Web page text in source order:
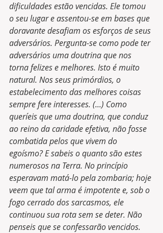
dificuldades estão vencidas. Ele tomou
o seu lugar e assentou-se em bases que
doravante desafiam os esforços de seus
adversários. Pergunta-se como pode ter
adversários uma doutrina que nos
torna felizes e melhores. Isto é muito
natural. Nos seus primórdios, o
estabelecimento das melhores coisas
sempre fere interesses. (...) Como
queríeis que uma doutrina, que conduz
ao reino da caridade efetiva, não fosse
combatida pelos que vivem do
egoísmo? E sabeis o quanto são estes
numerosos na Terra. No princípio
esperavam matá-lo pela zombaria; hoje
veem que tal arma é impotente e, sob o
fogo cerrado dos sarcasmos, ele
continuou sua rota sem se deter. Não
penseis que se confessarão vencidos.